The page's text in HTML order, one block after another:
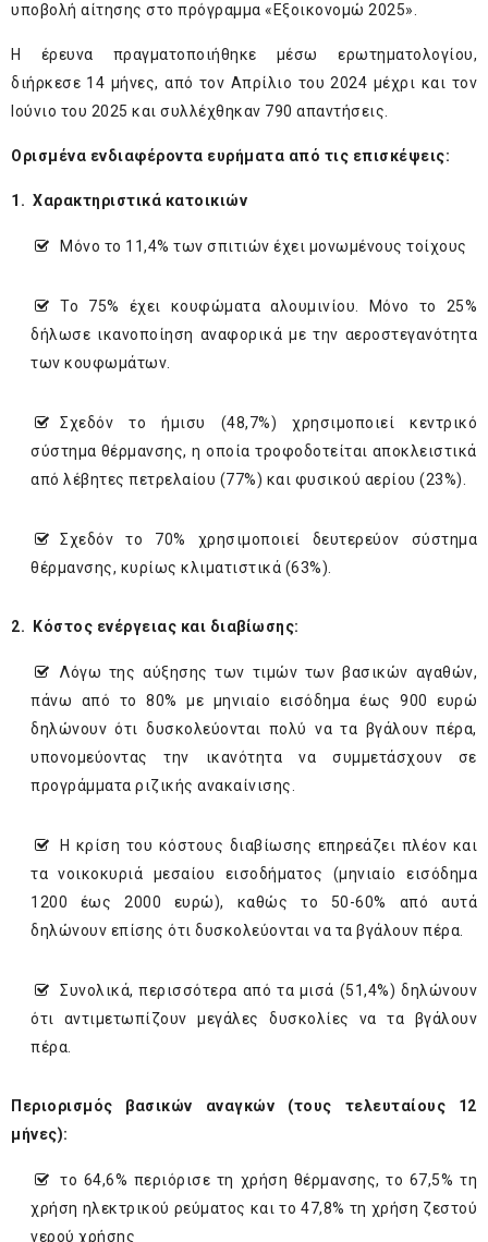
υποβολή αίτησης στο πρόγραμμα «Εξοικονομώ 2025».
Η έρευνα πραγματοποιήθηκε μέσω ερωτηματολογίου,
διήρκεσε 14 μήνες, από τον Απρίλιο του 2024 μέχρι και τον
Ιούνιο του 2025 και συλλέχθηκαν 790 απαντήσεις.
Ορισμένα ενδιαφέροντα ευρήματα από τις επισκέψεις:
1. Χαρακτηριστικά κατοικιών
Μόνο το 11,4% των σπιτιών έχει μονωμένους τοίχους
Το 75% έχει κουφώματα αλουμινίου. Μόνο το 25%
δήλωσε ικανοποίηση αναφορικά με την αεροστεγανότητα
των κουφωμάτων.
Σχεδόν το ήμισυ (48,7%) χρησιμοποιεί κεντρικό
σύστημα θέρμανσης, η οποία τροφοδοτείται αποκλειστικά
από λέβητες πετρελαίου (77%) και φυσικού αερίου (23%).
Σχεδόν το 70% χρησιμοποιεί δευτερεύον σύστημα
θέρμανσης, κυρίως κλιματιστικά (63%).
2. Κόστος ενέργειας και διαβίωσης:
Λόγω της αύξησης των τιμών των βασικών αγαθών,
πάνω από το 80% με μηνιαίο εισόδημα έως 900 ευρώ
δηλώνουν ότι δυσκολεύονται πολύ να τα βγάλουν πέρα,
υπονομεύοντας την ικανότητα να συμμετάσχουν σε
προγράμματα ριζικής ανακαίνισης.
Η κρίση του κόστους διαβίωσης επηρεάζει πλέον και
τα νοικοκυριά μεσαίου εισοδήματος (μηνιαίο εισόδημα
1200 έως 2000 ευρώ), καθώς το 50-60% από αυτά
δηλώνουν επίσης ότι δυσκολεύονται να τα βγάλουν πέρα.
Συνολικά, περισσότερα από τα μισά (51,4%) δηλώνουν
ότι αντιμετωπίζουν μεγάλες δυσκολίες να τα βγάλουν
πέρα.
Περιορισμός βασικών αναγκών (τους τελευταίους 12
μήνες):
το 64,6% περιόρισε τη χρήση θέρμανσης, το 67,5% τη
χρήση ηλεκτρικού ρεύματος και το 47,8% τη χρήση ζεστού
νερού χρήσης